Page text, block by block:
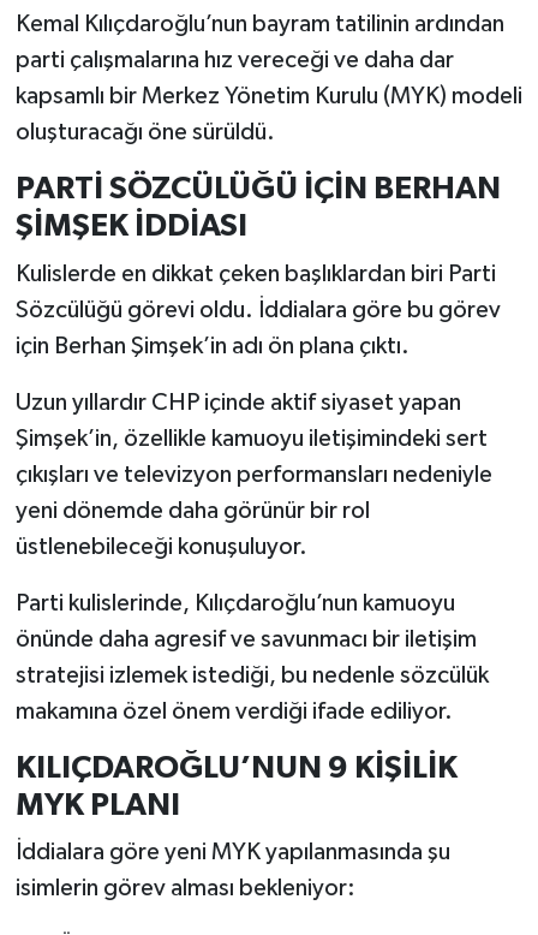
Kemal Kılıçdaroğlu’nun bayram tatilinin ardından
parti çalışmalarına hız vereceği ve daha dar
kapsamlı bir Merkez Yönetim Kurulu (MYK) modeli
oluşturacağı öne sürüldü.
PARTİ SÖZCÜLÜĞÜ İÇİN BERHAN
ŞİMŞEK İDDİASI
Kulislerde en dikkat çeken başlıklardan biri Parti
Sözcülüğü görevi oldu. İddialara göre bu görev
için Berhan Şimşek’in adı ön plana çıktı.
Uzun yıllardır CHP içinde aktif siyaset yapan
Şimşek’in, özellikle kamuoyu iletişimindeki sert
çıkışları ve televizyon performansları nedeniyle
yeni dönemde daha görünür bir rol
üstlenebileceği konuşuluyor.
Parti kulislerinde, Kılıçdaroğlu’nun kamuoyu
önünde daha agresif ve savunmacı bir iletişim
stratejisi izlemek istediği, bu nedenle sözcülük
makamına özel önem verdiği ifade ediliyor.
KILIÇDAROĞLU’NUN 9 KİŞİLİK
MYK PLANI
İddialara göre yeni MYK yapılanmasında şu
isimlerin görev alması bekleniyor: